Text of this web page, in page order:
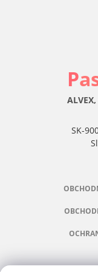
P
SK-